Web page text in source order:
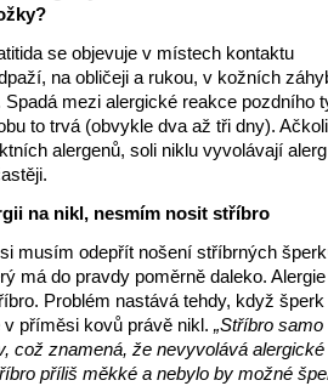
se objevuje v místech kontaktu
na obličeji a rukou, v kožních
Spadá mezi alergické reakce pozdního
to trvá (obvykle dva až tři dny).
alergenů, soli niklu vyvolávají
na nikl, nesmím nosit stříbro
musím odepřít nošení stříbrných
má do pravdy poměrně daleko.
Problém nastává tehdy, když
příměsi kovů právě nikl. „Stříbro samo
což znamená, že nevyvolává alergické
příliš měkké a nebylo by možné